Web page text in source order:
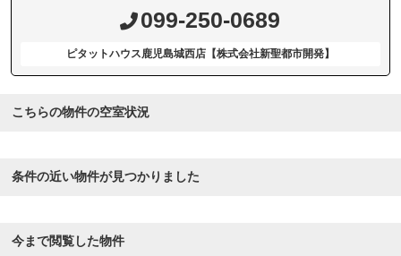
099-250-0689
ピタットハウス鹿児島城西店【株式会社新聖都市開発】
こちらの物件の空室状況
条件の近い物件が見つかりました
今まで閲覧した物件